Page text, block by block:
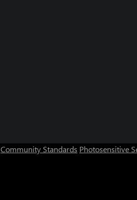
Community Standards Photosensitive